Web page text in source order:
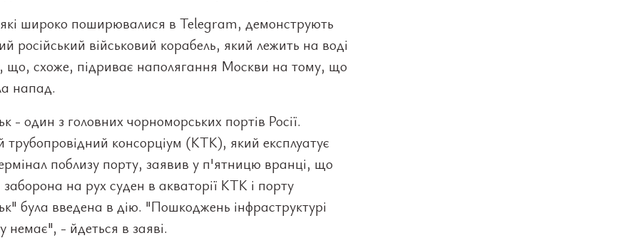
широко поширювалися в Telegram, демонструють
російський військовий корабель, який лежить на воді
що, схоже, підриває наполягання Москви на тому, що
напад.
- один з головних чорноморських портів Росії.
трубопровідний консорціум (КТК), який експлуатує
поблизу порту, заявив у п'ятницю вранці, що
на рух суден в акваторії КТК і порту
була введена в дію. "Пошкоджень інфраструктурі
немає", - йдеться в заяві.